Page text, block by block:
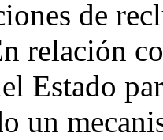
de
relación
Estado
un